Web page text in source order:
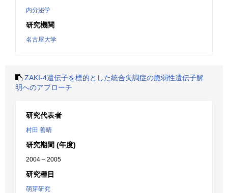
内分泌学
研究機関
名古屋大学
ZAKI-4遺伝子を標的とした統合失調症の脆弱性遺伝子解
明へのアプローチ
研究代表者
村田 善晴
研究期間 (年度)
2004 – 2005
研究種目
萌芽研究